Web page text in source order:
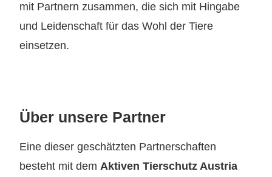
mit Partnern zusammen, die sich mit Hingabe
und Leidenschaft für das Wohl der Tiere
einsetzen.
Über unsere Partner
Eine dieser geschätzten Partnerschaften
besteht mit demAktiven Tierschutz Austria